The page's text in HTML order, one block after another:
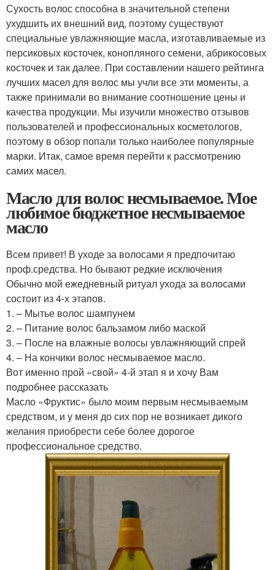
Сухость волос способна в значительной степени
ухудшить их внешний вид, поэтому существуют
специальные увлажняющие масла, изготавливаемые из
персиковых косточек, конопляного семени, абрикосовых
косточек и так далее. При составлении нашего рейтинга
лучших масел для волос мы учли все эти моменты, а
также принимали во внимание соотношение цены и
качества продукции. Мы изучили множество отзывов
пользователей и профессиональных косметологов,
поэтому в обзор попали только наиболее популярные
марки. Итак, самое время перейти к рассмотрению
самих масел.
Масло для волос несмываемое. Мое
любимое бюджетное несмываемое
масло
Всем привет! В уходе за волосами я предпочитаю
проф.средства. Но бывают редкие исключения
Обычно мой ежедневный ритуал ухода за волосами
состоит из 4-х этапов.
1. – Мытье волос шампунем
2. – Питание волос бальзамом либо маской
3. – После на влажные волосы увлажняющий спрей
4. – На кончики волос несмываемое масло.
Вот именно прой «свой» 4-й этап я и хочу Вам
подробнее рассказать
Масло «Фруктис» было моим первым несмываемым
средством, и у меня до сих пор не возникает дикого
желания приобрести себе более дорогое
профессиональное средство.